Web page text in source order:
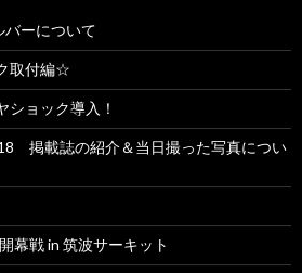
バーについて
取付編☆
ョック導入！
掲載誌の紹介＆当日撮った写真につい
幕戦 in 筑波サーキット